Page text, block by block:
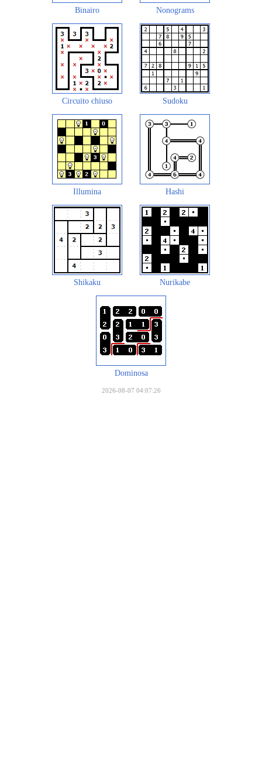
Binairo Nonograms
Circuito chiuso Sudoku
Illumina Hashi
Shikaku Nurikabe
Dominosa
2026-08-07 04:07:26